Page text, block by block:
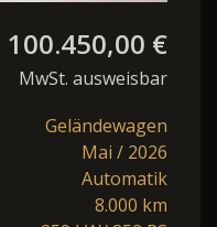
100.450,00 €
MwSt. ausweisbar
Geländewagen
Mai / 2026
Automatik
8.000 km